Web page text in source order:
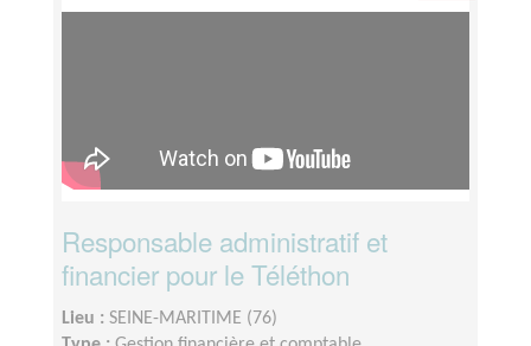
Responsable administratif et
financier pour le Téléthon
Lieu : SEINE-MARITIME (76)